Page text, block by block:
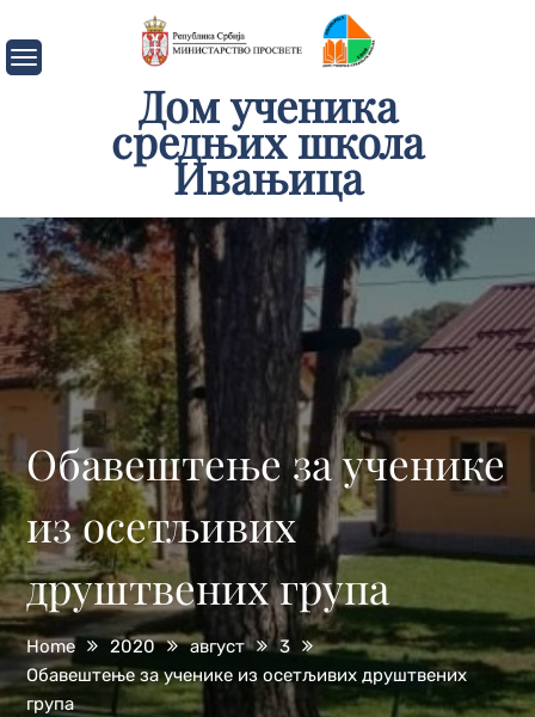
to
content
Дом ученика
средњих школа
Ивањица
Обавештење за ученике
из осетљивих
друштвених група
Home 2020 август
3
Обавештење за ученике из осетљивих друштвених
група